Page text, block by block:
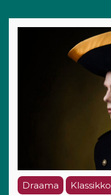
Draama Klassikko